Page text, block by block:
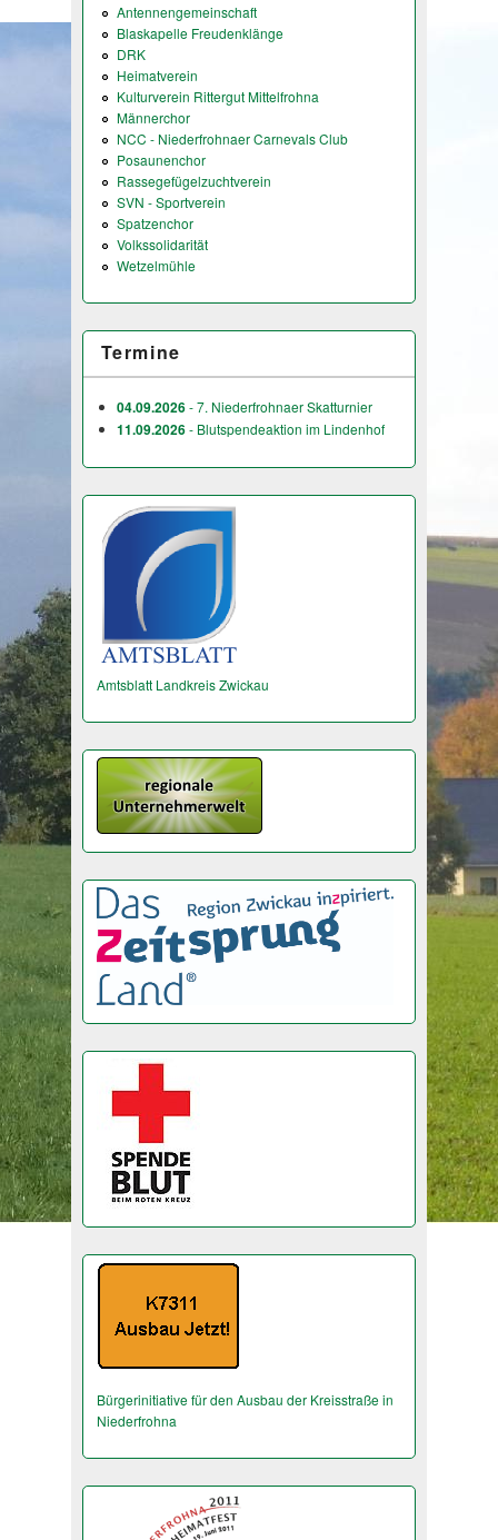
Antennengemeinschaft
Blaskapelle Freudenklänge
DRK
Heimatverein
Kulturverein Rittergut Mittelfrohna
Männerchor
NCC - Niederfrohnaer Carnevals Club
Posaunenchor
Rassegefügelzuchtverein
SVN - Sportverein
Spatzenchor
Volkssolidarität
Wetzelmühle
Termine
04.09.2026- 7. Niederfrohnaer Skatturnier
11.09.2026- Blutspendeaktion im Lindenhof
Amtsblatt Landkreis Zwickau
Bürgerinitiative für den Ausbau der Kreisstraße in
Niederfrohna